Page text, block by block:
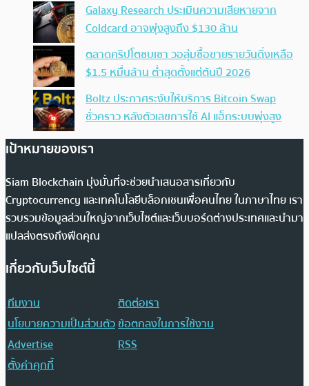
Galaxy Research ประเมินความเสียหายจาก
Coldcard อาจพุ่งสูงถึง $130 ล้าน
ตลาดคริปโตซบเซา วอลุ่มซื้อขายรายวันดิ่งเหลือ
$1.5 หมื่นล้าน ต่ำสุดตั้งแต่ต้นปี 2026
Boltz ประกาศระงับให้บริการ Bitcoin Swap
ชั่วคราว หลังตัวเลขการใช้ AI แฮ็กระบบพุ่งสูง
เป้าหมายของเรา
Siam Blockchain มุ่งมั่นที่จะช่วยนำเสนอสารเกี่ยวกับ
Cryptocurrency และเทคโนโลยีบล็อกเชนเพื่อคนไทย ในภาษาไทย เรา
รวบรวมข้อมูลส่วนใหญ่จากเว็บไซต์และเว็บบอร์ดต่างประเทศและนำมา
แปลส่งตรงถึงฟีดคุณ
เกี่ยวกับเว็บไซต์นี้
ทีมงาน
ติดต่อเรา
นโยบายความเป็นส่วนตัวข้อตกลงในการใช้งาน
Advertise
RSS
ตั้งค่าคุกกี้